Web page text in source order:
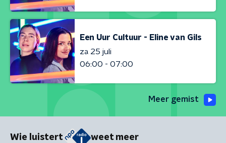
Een Uur Cultuur - Eline van Gils
za 25 juli
06:00 - 07:00
Meer gemist
Wie luistert weet meer